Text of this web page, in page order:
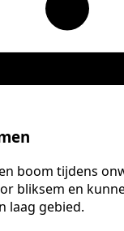
boom tijdens
bliksem en
laag gebied.